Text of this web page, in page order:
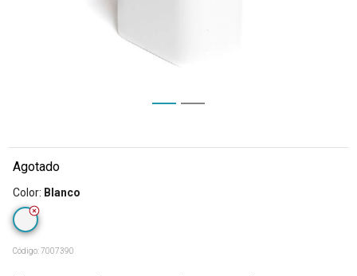
Agotado
Color: Blanco
Código:7007390